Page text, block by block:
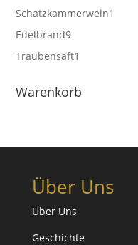
Produkt
Schatzkammerwein1
Edelbrand99
Produkte
Traubensaft1
Warenkorb
Über Uns
Über Uns
Geschichte